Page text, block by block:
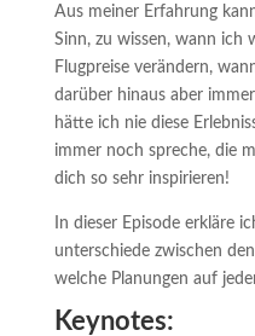
Aus meiner Erfahrung
Sinn, zu wissen, wann ich
Flugpreise verändern,
darüber hinaus aber
hätte ich nie diese
immer noch spreche, die
dich so sehr inspirieren!
In dieser Episode erkläre
unterschiede zwischen
welche Planungen auf
Keynotes: